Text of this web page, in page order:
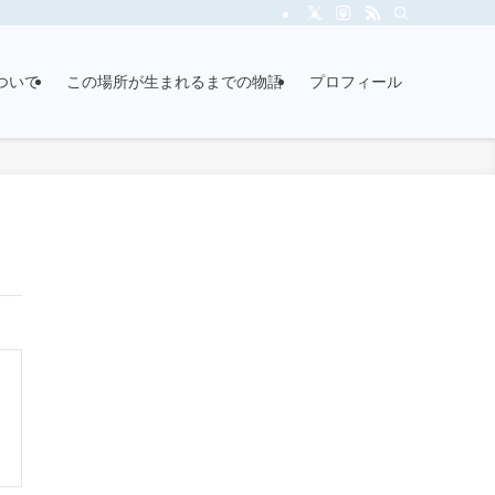
いて この場所が生まれるまでの物語 プロフィール